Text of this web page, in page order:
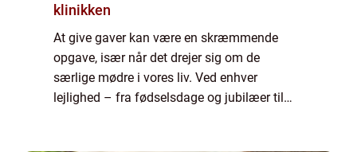
klinikken
At give gaver kan være en skræmmende
opgave, især når det drejer sig om de
særlige mødre i vores liv. Ved enhver
lejlighed – fra fødselsdage og jubilæer til